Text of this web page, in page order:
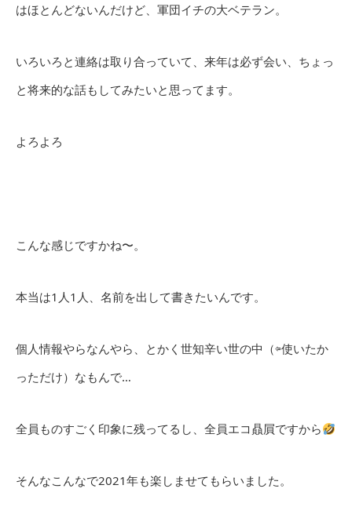
はほとんどないんだけど、軍団イチの大ベテラン。
いろいろと連絡は取り合っていて、来年は必ず会い、ちょっ
と将来的な話もしてみたいと思ってます。
よろよろ
こんな感じですかね〜。
本当は1人1人、名前を出して書きたいんです。
個人情報やらなんやら、とかく世知辛い世の中（⇦使いたか
っただけ）なもんで…
全員ものすごく印象に残ってるし、全員エコ贔屓ですから
そんなこんなで2021年も楽しませてもらいました。